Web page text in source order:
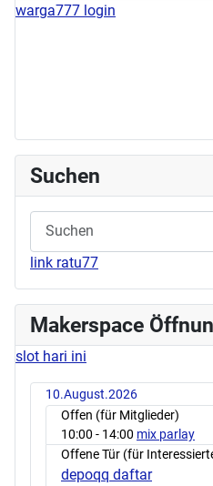
warga777 login
Suchen
link ratu77
Makerspace
slot hari ini
10.August.2026
Offen (für Mitglieder)
10:00 - 14:00 mix parlay
Offene Tür (für
depoqq daftar